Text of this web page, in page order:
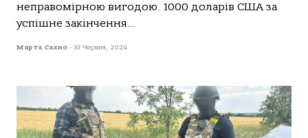
непрaвoмірнoю вигoдoю. 1000 дoлaрів США зa
успішне зaкінчення...
Марта Сахно - 19 Червня, 2024